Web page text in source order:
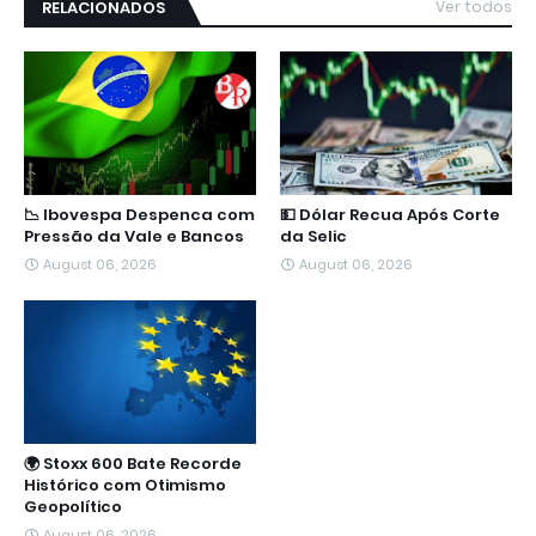
RELACIONADOS Ver todos
📉 Ibovespa Despenca com
Pressão da Vale e Bancos
August 06, 2026
💵 Dólar Recua Após Corte
da Selic
August 06, 2026
🌍 Stoxx 600 Bate Recorde
Histórico com Otimismo
Geopolítico